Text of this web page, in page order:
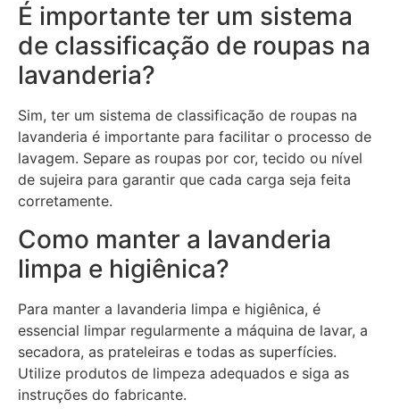
É importante ter um sistema
de classificação de roupas na
lavanderia?
Sim, ter um sistema de classificação de roupas na
lavanderia é importante para facilitar o processo de
lavagem. Separe as roupas por cor, tecido ou nível
de sujeira para garantir que cada carga seja feita
corretamente.
Como manter a lavanderia
limpa e higiênica?
Para manter a lavanderia limpa e higiênica, é
essencial limpar regularmente a máquina de lavar, a
secadora, as prateleiras e todas as superfícies.
Utilize produtos de limpeza adequados e siga as
instruções do fabricante.